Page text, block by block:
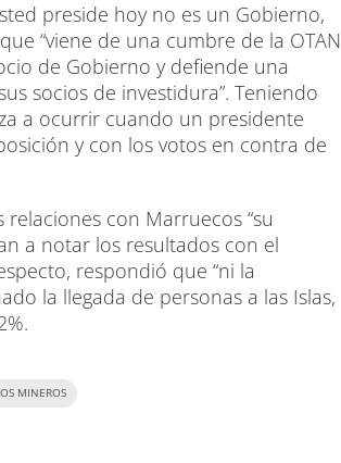
preside hoy no es un Gobierno,
“viene de una cumbre de la OTAN
de Gobierno y defiende una
socios de investidura”. Teniendo
a ocurrir cuando un presidente
y con los votos en contra de
con Marruecos “su
a notar los resultados con el
respondió que “ni la
la llegada de personas a las Islas,
MINEROS